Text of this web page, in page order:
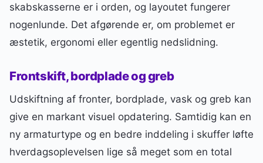
skabskasserne er i orden, og layoutet fungerer
nogenlunde. Det afgørende er, om problemet er
æstetik, ergonomi eller egentlig nedslidning.
Frontskift, bordplade og greb
Udskiftning af fronter, bordplade, vask og greb kan
give en markant visuel opdatering. Samtidig kan en
ny armaturtype og en bedre inddeling i skuffer løfte
hverdagsoplevelsen lige så meget som en total